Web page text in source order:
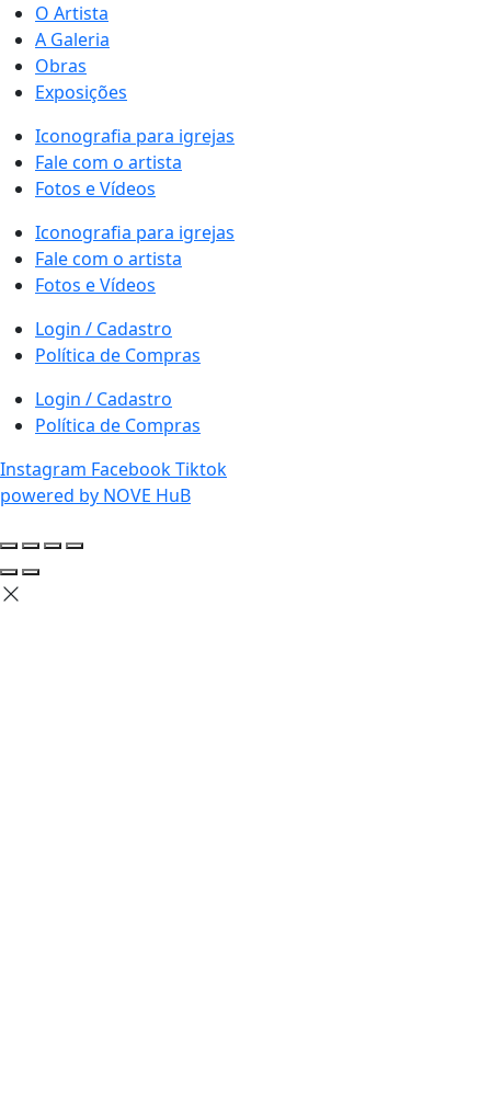
O Artista
A Galeria
Obras
Exposições
Iconografia para igrejas
Fale com o artista
Fotos e Vídeos
Iconografia para igrejas
Fale com o artista
Fotos e Vídeos
Login / Cadastro
Política de Compras
Login / Cadastro
Política de Compras
Instagram FacebookTiktok
powered by NOVE HuB